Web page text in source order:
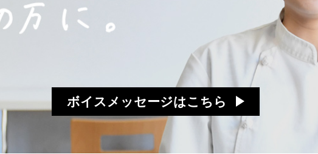
ボイスメッセージはこちら